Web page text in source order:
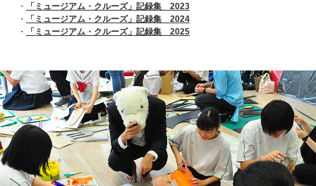
・
「ミュージアム・クルーズ」記録集 2023
・
「ミュージアム・クルーズ」記録集 2024
・
「ミュージアム・クルーズ」記録集 2025